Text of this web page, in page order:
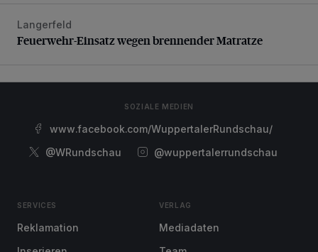
Feuerwehr-Einsatz wegen brennender Matratze
Langerfeld
Feuerwehr-Einsatz wegen brennender Matratze
SOZIALE MEDIEN
www.facebook.com/WuppertalerRundschau/
@WRundschau
@wuppertalerrundschau
SERVICES
Reklamation
VERLAG
Mediadaten